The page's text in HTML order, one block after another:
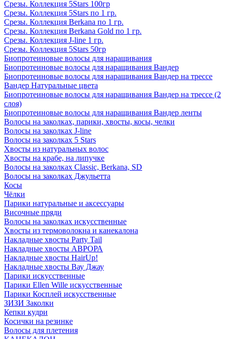
Срезы. Коллекция 5Stars 100гр
Срезы. Коллекция 5Stars по 1 гр.
Срезы. Коллекция Berkana по 1 гр.
Срезы. Коллекция Berkana Gold по 1 гр.
Срезы. Коллекция J-line 1 гр.
Срезы. Коллекция 5Stars 50гр
Биопротеиновые волосы для наращивания
Биопротеиновые волосы для наращивания Вандер
Биопротеиновые волосы для наращивания Вандер на трессе
Вандер Натуральные цвета
Биопротеиновые волосы для наращивания Вандер на трессе (2
слоя)
Биопротеиновые волосы для наращивания Вандер ленты
Волосы на заколках, парики, хвосты, косы, челки
Волосы на заколках J-line
Волосы на заколках 5 Stars
Хвосты из натуральных волос
Хвосты на крабе, на липучке
Волосы на заколках Classic, Berkana, SD
Волосы на заколках Джульетта
Косы
Чёлки
Парики натуральные и аксессуары
Височные пряди
Волосы на заколках искусственные
Хвосты из термоволокна и канекалона
Накладные хвосты Party Tail
Накладные хвосты АВРОРА
Накладные хвосты HairUp!
Накладные хвосты Вау Джау
Парики искусственные
Парики Ellen Wille искусственные
Парики Косплей искусственные
ЗИЗИ Заколки
Кепки кудри
Косички на резинке
Волосы для плетения